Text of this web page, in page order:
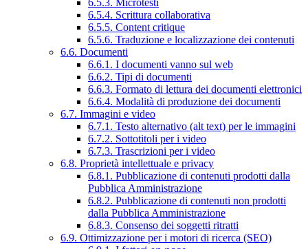
6.5.4. Scrittura collaborativa
6.5.5. Content critique
6.5.6. Traduzione e localizzazione dei contenuti
6.6. Documenti
6.6.1. I documenti vanno sul web
6.6.2. Tipi di documenti
6.6.3. Formato di lettura dei documenti elettronici
6.6.4. Modalità di produzione dei documenti
6.7. Immagini e video
6.7.1. Testo alternativo (alt text) per le immagini
6.7.2. Sottotitoli per i video
6.7.3. Trascrizioni per i video
6.8. Proprietà intellettuale e privacy
6.8.1. Pubblicazione di contenuti prodotti dalla
Pubblica Amministrazione
6.8.2. Pubblicazione di contenuti non prodotti
dalla Pubblica Amministrazione
6.8.3. Consenso dei soggetti ritratti
6.9. Ottimizzazione per i motori di ricerca (SEO)